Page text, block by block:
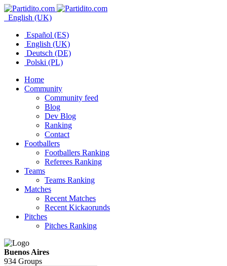
English (UK)
Español (ES)
English (UK)
Deutsch (DE)
Polski (PL)
Home
Community
Community feed
Blog
Dev Blog
Ranking
Contact
Footballers
Footballers Ranking
Referees Ranking
Teams
Teams Ranking
Matches
Recent Matches
Recent Kickaorunds
Pitches
Pitches Ranking
Buenos Aires
934 Groups